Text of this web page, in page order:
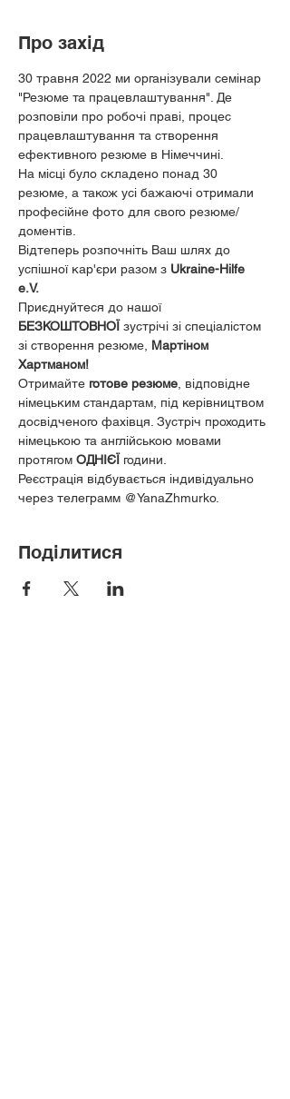
Про захід
30 травня 2022 ми організували семінар
"Резюме та працевлаштування". Де
розповіли про робочі праві, процес
працевлаштування та створення
ефективного резюме в Німеччині.
На місці було складено понад 30
резюме, а також усі бажаючі отримали
професійне фото для свого резюме/
доментів.
Відтеперь розпочніть Ваш шлях до
успішної кар'єри разом з Ukraine-Hilfe
e.V.
Приєднуйтеся до нашої
БЕЗКОШТОВНОЇ зустрічі зі спеціалістом
зі створення резюме, Мартіном
Хартманом!
Отримайте готове резюме , відповідне
німецьким стандартам, під керівництвом
досвідченого фахівця. ️Зустріч проходить
німецькою та англійською мовами
протягом ОДНІЄЇ години.
Реєстрація відбувається індивідуально
через телеграмм @YanaZhmurko.
Поділитися